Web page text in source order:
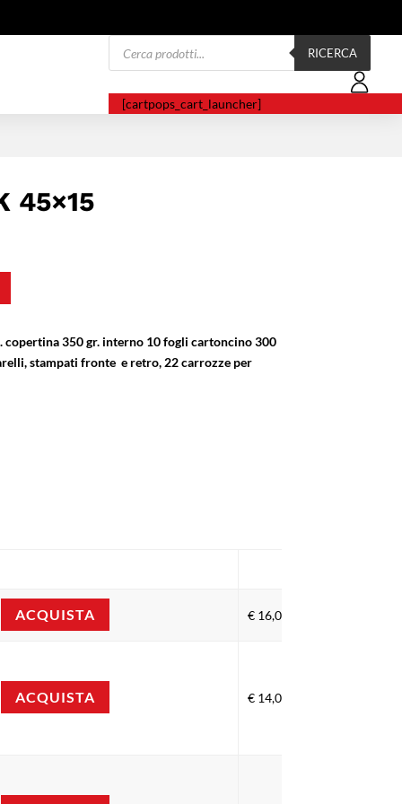
Products
search
RICERCA
[cartpops_cart_launcher]
45×15
copertina350 gr. interno 10 fogli cartoncino 300
stampati fronte e retro, 22 carrozze per
ACQUISTA € 16,00
ACQUISTA € 14,00